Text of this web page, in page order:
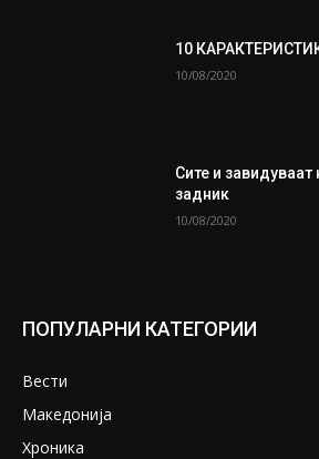
10
10/08/2020
Сите и завидуваат
задник
10/08/2020
ПОПУЛАРНИ КАТЕГОРИИ
Вести
Македонија
Хроника